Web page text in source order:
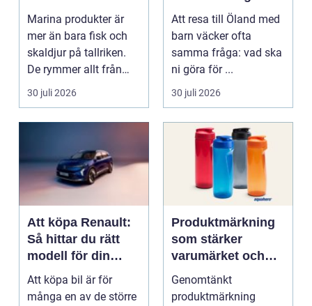
hållbara
upplevelser
Marina produkter är
mer än bara fisk och
skaldjur på tallriken.
De rymmer allt från
mat och hälsa ti...
30 juli 2026
hela familjen
Att resa till Öland med
barn väcker ofta
samma fråga: vad ska
ni göra för ...
30 juli 2026
Att köpa Renault:
Så hittar du rätt
modell för din
vardag
Att köpa bil är för
många en av de större
Produktmärkning
som stärker
varumärket och
förenklar vardagen
Genomtänkt
produktmärkning